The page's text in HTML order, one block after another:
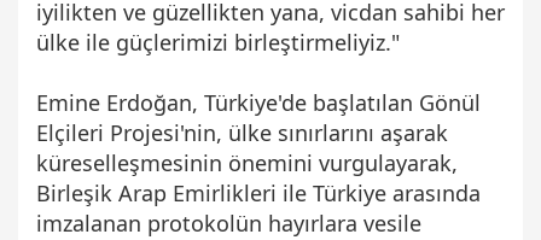
iyilikten ve güzellikten yana, vicdan sahibi her
ülke ile güçlerimizi birleştirmeliyiz."
Emine Erdoğan, Türkiye'de başlatılan Gönül
Elçileri Projesi'nin, ülke sınırlarını aşarak
küreselleşmesinin önemini vurgulayarak,
Birleşik Arap Emirlikleri ile Türkiye arasında
imzalanan protokolün hayırlara vesile